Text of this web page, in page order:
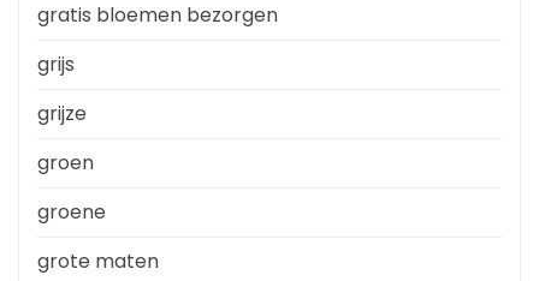
gratis bloemen bezorgen
grijs
grijze
groen
groene
grote maten